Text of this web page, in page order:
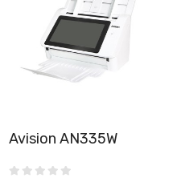
Avision AN335W